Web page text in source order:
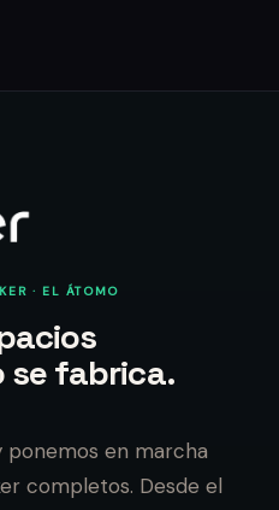
· EL ÁTOMO
se fabrica.
ponemos en marcha
completos. Desde el